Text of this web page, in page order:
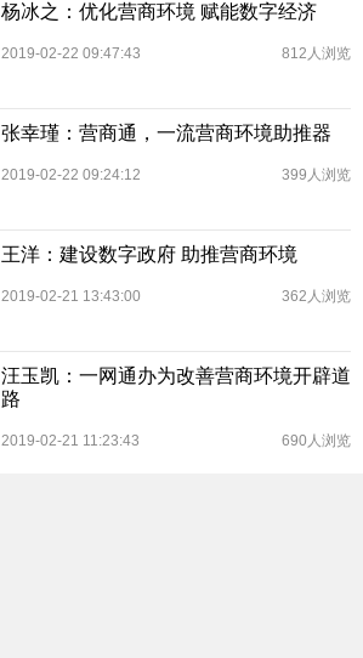
杨冰之：优化营商环境 赋能数字经济
2019-02-22 09:47:43 812人浏览
张幸瑾：营商通，一流营商环境助推器
2019-02-22 09:24:12 399人浏览
王洋：建设数字政府 助推营商环境
2019-02-21 13:43:00 362人浏览
汪玉凯：一网通办为改善营商环境开辟道
路
2019-02-21 11:23:43 690人浏览